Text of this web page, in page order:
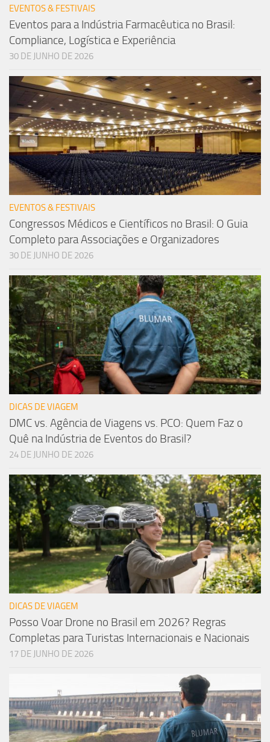
EVENTOS & FESTIVAIS
Eventos para a Indústria Farmacêutica no Brasil:
Compliance, Logística e Experiência
30 DE JUNHO DE 2026
EVENTOS & FESTIVAIS
Congressos Médicos e Científicos no Brasil: O Guia
Completo para Associações e Organizadores
30 DE JUNHO DE 2026
DICAS DE VIAGEM
DMC vs. Agência de Viagens vs. PCO: Quem Faz o
Quê na Indústria de Eventos do Brasil?
24 DE JUNHO DE 2026
DICAS DE VIAGEM
Posso Voar Drone no Brasil em 2026? Regras
Completas para Turistas Internacionais e Nacionais
17 DE JUNHO DE 2026